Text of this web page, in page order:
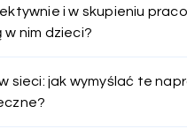
i w skupieniu
w nim dzieci?
w sieci: jak wymyślać te